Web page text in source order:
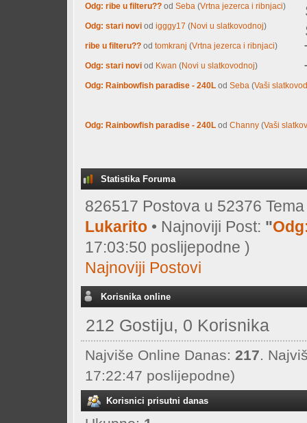
Odg: ribe u filteru?? od Seba (Vrtna jezerca i ribnjaci)
Odg: stari novi od igggy17 (Novi u slatkovodnoj)
ribe u filteru?? od tomkranj (Vrtna jezerca i ribnjaci)
Odg: stari novi od Kwan (Novi u slatkovodnoj)
Odg: Rainbowfish paradise - 240L od Seba (Vaši
Odg: Rainbowfish paradise - 240L od Channy (Vaši
Statistika Foruma
826517 Postova u 52376
Lukarito • Najnoviji Post: "
17:03:50 poslijepodne )
Najnoviji Postovi
Korisnika online
212 Gostiju, 0 Korisnika
Najviše Online Danas: 217.
17:22:47 poslijepodne)
Korisnici prisutni danas